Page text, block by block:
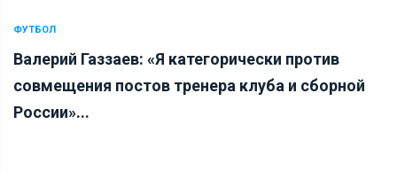
ФУТБОЛ
Валерий Газзаев: «Я категорически против
совмещения постов тренера клуба и сборной
России»...